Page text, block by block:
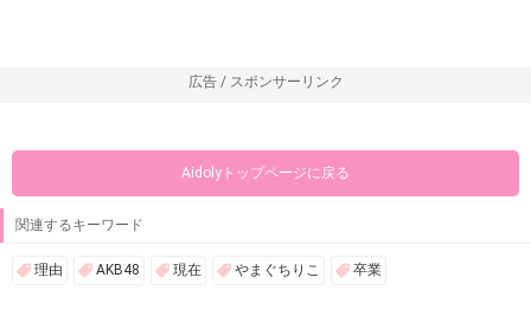
広告 / スポンサーリンク
Aidolyトップページに戻る
関連するキーワード
理由 AKB48 現在 やまぐちりこ 卒業